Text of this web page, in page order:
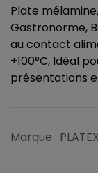
Plate
Gastronorme,
au contact
+100°C, Idéal
présentations
Marque : PLATEX